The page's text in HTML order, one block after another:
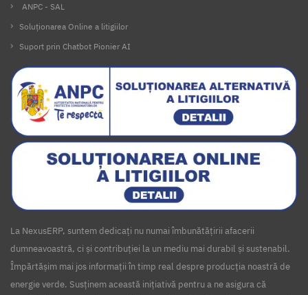
ANPC - SAL
Soluționarea Online a litigiilor
Suport prin Chatbot Pionier AI
La NexusERP, suntem dedicați nu numai îmbunătățirii afacerii
dumneavoastră, ci și contribuției la un mediu mai durabil și sustenabil.
Împărtășim mai jos informații în timp real despre producția noastră de
energie verde. Susținem această inițiativă pentru a ne asigura că